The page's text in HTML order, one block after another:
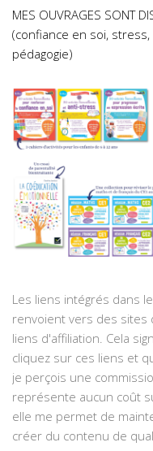
MES OUVRAGES SONT
(confiance en soi,
pédagogie)
Les liens intégrés dans
renvoient vers des sites
liens d'affiliation. Cela
cliquez sur ces liens et
je perçois une
représente aucun coût
elle me permet de
créer du contenu de